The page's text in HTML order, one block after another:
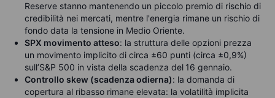
Reserve stanno mantenendo un piccolo premio di rischio di
credibilità nei mercati, mentre l'energia rimane un rischio di
fondo data la tensione in Medio Oriente.
SPX movimento atteso: la struttura delle opzioni prezza
un movimento implicito di circa ±60 punti (circa ±0,9%)
sull’S&P 500 in vista della scadenza del 16 gennaio.
Controllo skew (scadenza odierna): la domanda di
copertura al ribasso rimane elevata: la volatilità implicita